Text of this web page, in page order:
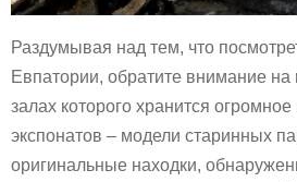
Раздумывая над тем, что
Евпатории, обратите внимание на
залах которого хранится
экспонатов – модели старинных
оригинальные находки,